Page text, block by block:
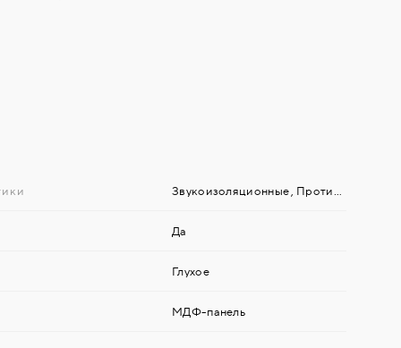
Звукоизоляционные Противовзломные
Да
Глухое
МДФ-панель